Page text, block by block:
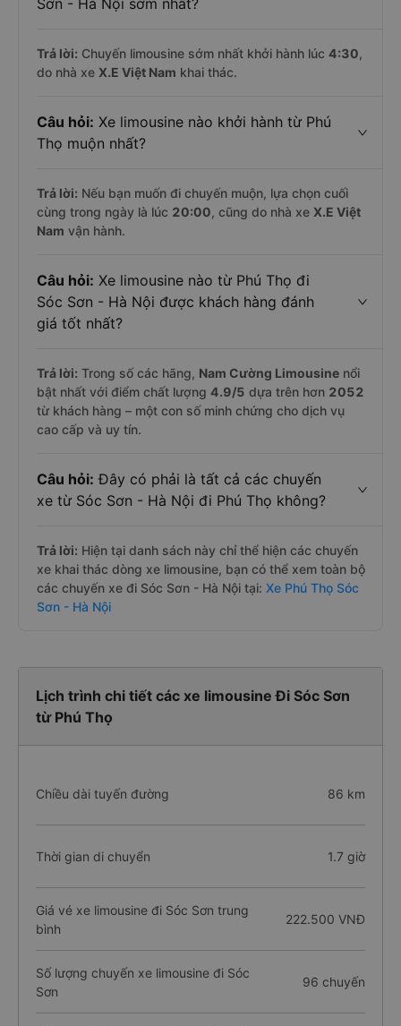
Sơn - Hà Nội sớm nhất?
Trả lời: Chuyến limousine sớm nhất khởi hành lúc 4:30,
do nhà xe X.E Việt Nam khai thác.
Câu hỏi: Xe limousine nào khởi hành từ Phú
Thọ muộn nhất?
Trả lời: Nếu bạn muốn đi chuyến muộn, lựa chọn cuối
cùng trong ngày là lúc 20:00, cũng do nhà xe X.E Việt
Nam vận hành.
Câu hỏi: Xe limousine nào từ Phú Thọ đi
Sóc Sơn - Hà Nội được khách hàng đánh
giá tốt nhất?
Trả lời: Trong số các hãng, Nam Cường Limousine nổi
bật nhất với điểm chất lượng 4.9/5 dựa trên hơn 2052
từ khách hàng – một con số minh chứng cho dịch vụ
cao cấp và uy tín.
Câu hỏi: Đây có phải là tất cả các chuyến
xe từ Sóc Sơn - Hà Nội đi Phú Thọ không?
Trả lời: Hiện tại danh sách này chỉ thể hiện các chuyến
xe khai thác dòng xe limousine, bạn có thể xem toàn bộ
các chuyến xe đi Sóc Sơn - Hà Nội tại: Xe Phú Thọ Sóc
Sơn - Hà Nội
Lịch trình chi tiết các xe limousine Đi Sóc Sơn
từ Phú Thọ
Chiều dài tuyến đường 86 km
Thời gian di chuyển 1.7 giờ
Giá vé xe limousine đi Sóc Sơn trung
bình
222.500 VNĐ
Số lượng chuyến xe limousine đi Sóc
Sơn
96 chuyến